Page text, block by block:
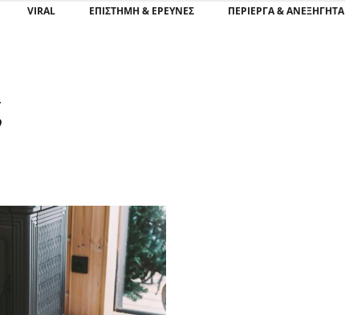
VIRAL ΕΠΙΣΤΉΜΗ & ΈΡΕΥΝΕΣ ΠΕΡΊΕΡΓΑ & ΑΝΕΞΉΓΗΤΑ